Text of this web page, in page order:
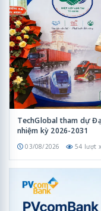
TechGlobal tham dự
nhiệm kỳ 2026-2031
03/08/2026 54 lượt